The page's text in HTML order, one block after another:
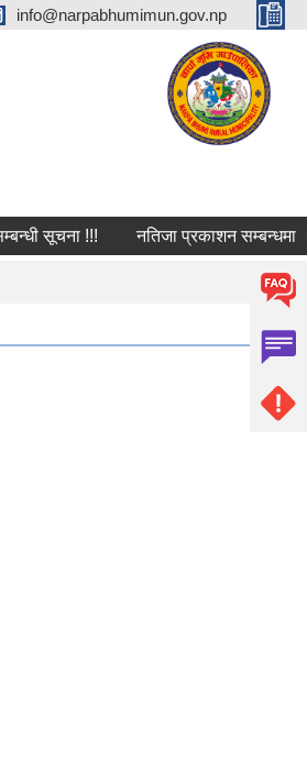
info@narpabhumimun.gov.np
!!! नतिजा प्रकाशन सम्बन्धमा ।